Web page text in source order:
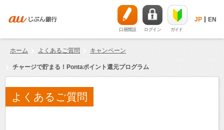
口座開設 ログイン ガイド
JP EN
ホーム よくあるご質問 キャンペーン
チャージで貯まる！Pontaポイント還元プログラム
よくあるご質問